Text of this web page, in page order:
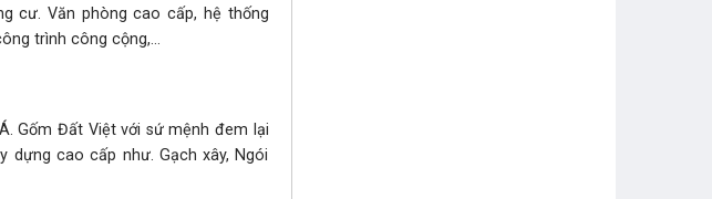
cư. Văn phòng cao cấp, hệ thống
trình công cộng,…
Gốm Đất Việt với sứ mệnh đem lại
cao cấp như. Gạch xây, Ngói